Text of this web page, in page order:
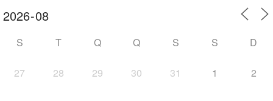
S T Q Q S S D
27 28 29 30 31 1 2